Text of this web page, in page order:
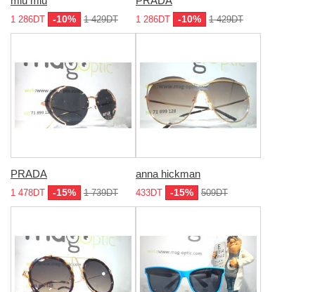
1 286DT -10% 1 429DT 1 286DT -10% 1 429DT
PRADA
1 478DT -15% 1 739DT
anna hickman
433DT -15% 509DT